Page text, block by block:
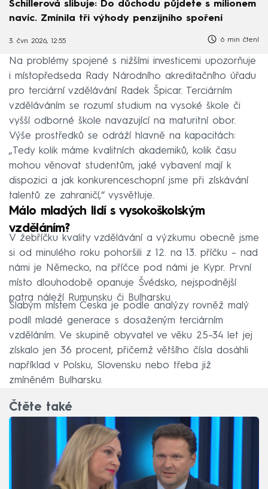
Schillerová slibuje: Do důchodu půjdete s milionem
navíc. Zmínila tři výhody penzijního spoření
3. čvn 2026, 12:55 6 min čtení
Na problémy spojené s nižšími investicemi upozorňuje
i místopředseda Rady Národního akreditačního úřadu
pro terciární vzdělávání Radek Špicar. Terciárním
vzděláváním se rozumí studium na vysoké škole či
vyšší odborné škole navazující na maturitní obor.
Výše prostředků se odráží hlavně na kapacitách:
„Tedy kolik máme kvalitních akademiků, kolik času
mohou věnovat studentům, jaké vybavení mají k
dispozici a jak konkurenceschopní jsme při získávání
talentů ze zahraničí,“ vysvětluje.
Málo mladých lidí s vysokoškolským
vzděláním?
V žebříčku kvality vzdělávání a výzkumu obecně jsme
si od minulého roku pohoršili z 12. na 13. příčku – nad
námi je Německo, na příčce pod námi je Kypr. První
místo dlouhodobě opanuje Švédsko, nejspodnější
patra náleží Rumunsku či Bulharsku.
Slabým místem Česka je podle analýzy rovněž malý
podíl mladé generace s dosaženým terciárním
vzděláním. Ve skupině obyvatel ve věku 25–34 let jej
získalo jen 36 procent, přičemž většího čísla dosáhli
například v Polsku, Slovensku nebo třeba již
zmíněném Bulharsku.
Čtěte také